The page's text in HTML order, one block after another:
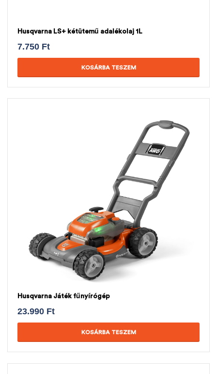
Husqvarna LS+ kétütemű adalékolaj 1L
7.750 Ft
KOSÁRBA TESZEM
Husqvarna Játék fűnyírógép
23.990 Ft
KOSÁRBA TESZEM